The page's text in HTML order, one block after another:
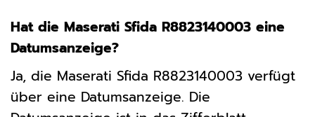
Hat die Maserati Sfida R8823140003 eine
Datumsanzeige?
Ja, die Maserati Sfida R8823140003 verfügt
über eine Datumsanzeige. Die